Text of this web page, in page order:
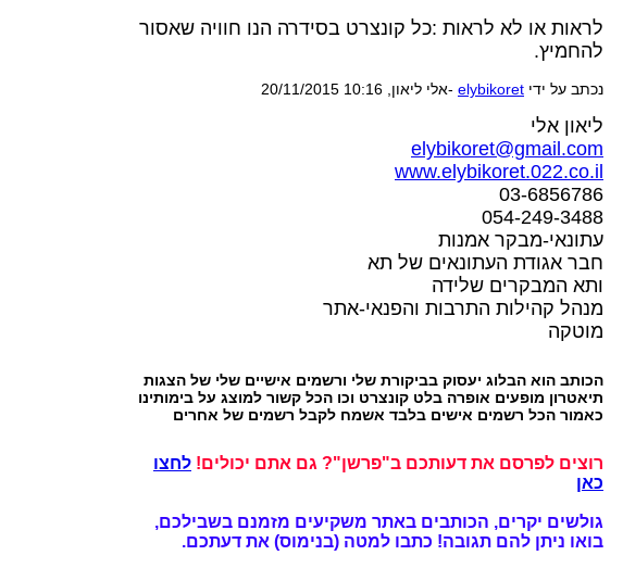
לראות או לא לראות :כל קונצרט בסידרה הנו חוויה שאסור
להחמיץ.
נכתב על ידי elybikoret -אלי ליאון, 20/11/2015 10:16
ליאון אלי
elybikoret@gmail.com
www.elybikoret.022.co.il
03-6856786
054-249-3488
עתונאי-מבקר אמנות
חבר אגודת העתונאים של תא
ותא המבקרים שלידה
מנהל קהילות התרבות והפנאי-אתר
מוטקה
הכותב הוא הבלוג יעסוק בביקורת שלי ורשמים אישיים שלי של הצגות
תיאטרון מופעים אופרה בלט קונצרט וכו הכל קשור למוצג על בימותינו
כאמור הכל רשמים אישים בלבד אשמח לקבל רשמים של אחרים
רוצים לפרסם את דעותכם ב"פרשן"? גם אתם יכולים! לחצו
כאן
גולשים יקרים, הכותבים באתר משקיעים מזמנם בשבילכם,
בואו ניתן להם תגובה! כתבו למטה (בנימוס) את דעתכם.